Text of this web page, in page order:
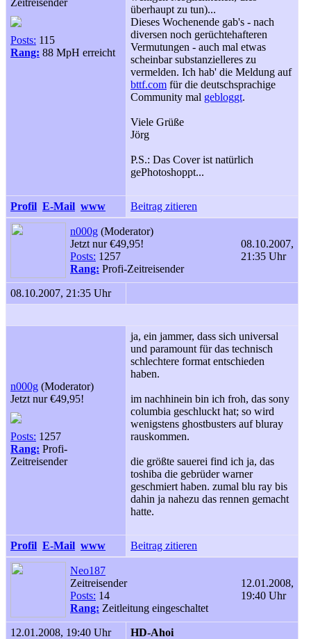
Zeitreisender
Posts: 115
Rang: 88 MpH erreicht
überhaupt zu tun)...
Dieses Wochenende gab's - nach
diversen noch gerüchtehafteren
Vermutungen - auch mal etwas
scheinbar substanzielleres zu
vermelden. Ich hab' die Meldung auf
bttf.com für die deutschsprachige
Community mal gebloggt.
Viele Grüße
Jörg
P.S.: Das Cover ist natürlich
gePhotoshoppt...
Profil E-Mail www Beitrag zitieren
n000g (Moderator)
Jetzt nur €49,95!
Posts: 1257
Rang: Profi-Zeitreisender
08.10.2007,
21:35 Uhr
08.10.2007, 21:35 Uhr
n000g (Moderator)
Jetzt nur €49,95!
Posts: 1257
Rang: Profi-
Zeitreisender
ja, ein jammer, dass sich universal
und paramount für das technisch
schlechtere format entschieden
haben.
im nachhinein bin ich froh, das sony
columbia geschluckt hat; so wird
wenigstens ghostbusters auf bluray
rauskommen.
die größte sauerei find ich ja, das
toshiba die gebrüder warner
geschmiert haben. zumal blu ray bis
dahin ja nahezu das rennen gemacht
hatte.
Profil E-Mail www Beitrag zitieren
Neo187
Zeitreisender
Posts: 14
Rang: Zeitleitung eingeschaltet
12.01.2008,
19:40 Uhr
12.01.2008, 19:40 Uhr
HD-Ahoi